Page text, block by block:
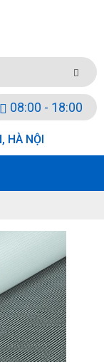
08:00 - 18:00
HÀ NỘI